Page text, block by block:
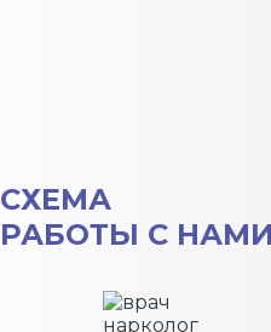
СХЕМА
РАБОТЫ С НАМИ